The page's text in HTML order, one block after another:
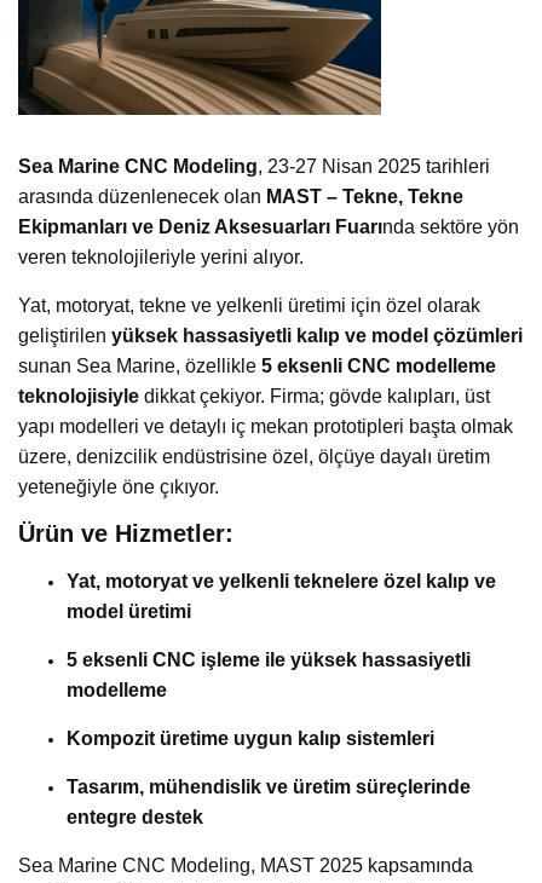
Sea Marine CNC Modeling, 23-27 Nisan 2025 tarihleri
arasında düzenlenecek olan MAST – Tekne, Tekne
Ekipmanları ve Deniz Aksesuarları Fuarında sektöre yön
veren teknolojileriyle yerini alıyor.
Yat, motoryat, tekne ve yelkenli üretimi için özel olarak
geliştirilen yüksek hassasiyetli kalıp ve model çözümleri
sunan Sea Marine, özellikle 5 eksenli CNC modelleme
teknolojisiyle dikkat çekiyor. Firma; gövde kalıpları, üst
yapı modelleri ve detaylı iç mekan prototipleri başta olmak
üzere, denizcilik endüstrisine özel, ölçüye dayalı üretim
yeteneğiyle öne çıkıyor.
Ürün ve Hizmetler:
Yat, motoryat ve yelkenli teknelere özel kalıp ve
model üretimi
5 eksenli CNC işleme ile yüksek hassasiyetli
modelleme
Kompozit üretime uygun kalıp sistemleri
Tasarım, mühendislik ve üretim süreçlerinde
entegre destek
Sea Marine CNC Modeling, MAST 2025 kapsamında